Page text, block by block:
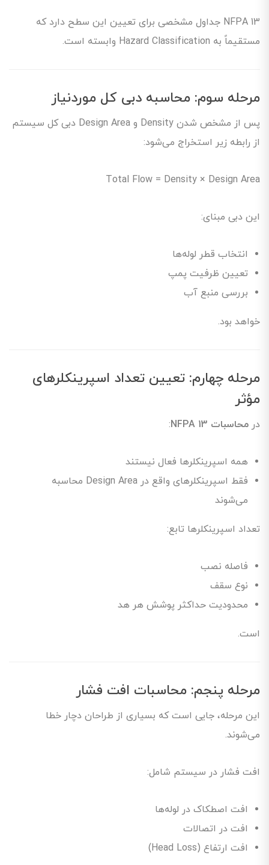
NFPA 13 جداول مشخصی برای تعیین این سطح دارد که
مستقیماً به Hazard Classification وابسته است.
مرحله سوم: محاسبه دبی کل موردنیاز
پس از مشخص شدن Density و Design Area دبی کل سیستم
از رابطه زیر استخراج می‌شود:
Total Flow = Density × Design Area
این دبی مبنای:
انتخاب قطر لوله‌ها
تعیین ظرفیت پمپ
بررسی منبع آب
خواهد بود.
مرحله چهارم: تعیین تعداد اسپرینکلرهای
مؤثر
در محاسبات NFPA 13 :
همه اسپرینکلرها فعال نیستند
فقط اسپرینکلرهای واقع در Design Area محاسبه
می‌شوند
تعداد اسپرینکلرها تابع:
فاصله نصب
نوع سقف
محدودیت حداکثر پوشش هر هد
است.
مرحله پنجم: محاسبات افت فشار
این مرحله، جایی است که بسیاری از طراحان دچار خطا
می‌شوند.
افت فشار در سیستم شامل:
افت اصطکاک در لوله‌ها
افت در اتصالات
افت ارتفاع (Head Loss)